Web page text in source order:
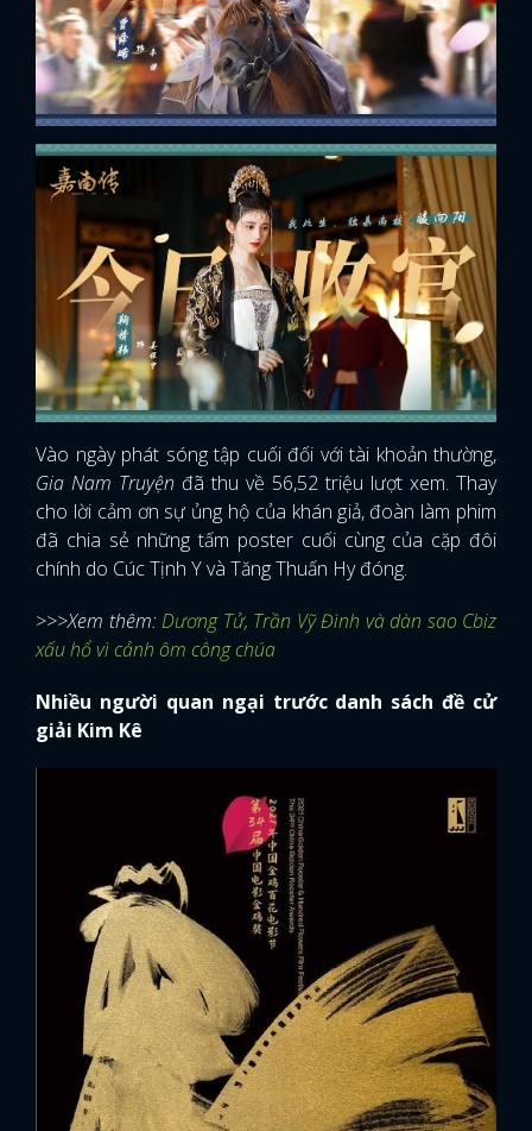
x
ĐĂNG NHẬP
Vào ngày phát sóng tập cuối đối với tài khoản thường,
Gia Nam Truyện đã thu về 56,52 triệu lượt xem. Thay
cho lời cảm ơn sự ủng hộ của khán giả, đoàn làm phim
đã chia sẻ những tấm poster cuối cùng của cặp đôi
chính do Cúc Tịnh Y và Tăng Thuấn Hy đóng.
>>>Xem thêm:Dương Tử, Trần Vỹ Đình và dàn sao Cbiz
xấu hổ vì cảnh ôm công chúa
Nhiều người quan ngại trước danh sách đề cử
giải Kim Kê